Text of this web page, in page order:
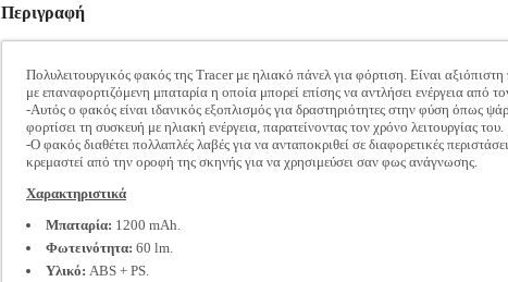
Περιγραφή
Πολυλειτουργικός φακός της Tracer με ηλιακό πάνελ για φόρτιση. Είναι
με επαναφορτιζόμενη μπαταρία η οποία μπορεί επίσης να αντλήσει ενέργεια από
-Αυτός ο φακός είναι ιδανικός εξοπλισμός για δραστηριότητες στην φύση όπως
φορτίσει τη συσκευή με ηλιακή ενέργεια, παρατείνοντας τον χρόνο λειτουργίας του.
-Ο φακός διαθέτει πολλαπλές λαβές για να ανταποκριθεί σε διαφορετικές
κρεμαστεί από την οροφή της σκηνής για να χρησιμεύσει σαν φως ανάγνωσης.
Χαρακτηριστικά
Μπαταρία: 1200 mAh.
Φωτεινότητα: 60 lm.
Υλικό: ABS + PS.